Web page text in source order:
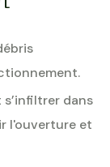
dans
l'ouverture et